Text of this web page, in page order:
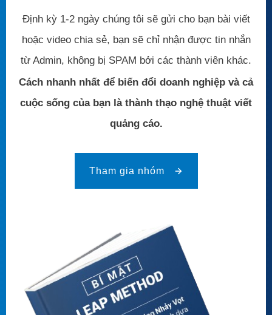
Định kỳ 1-2 ngày chúng tôi sẽ gửi cho bạn bài viết
hoặc video chia sẻ, bạn sẽ chỉ nhận được tin nhắn
từ Admin, không bị SPAM bởi các thành viên khác.
Cách nhanh nhất để biến đổi doanh nghiệp và cả
cuộc sống của bạn là thành thạo nghệ thuật viết
quảng cáo.
Tham gia nhóm